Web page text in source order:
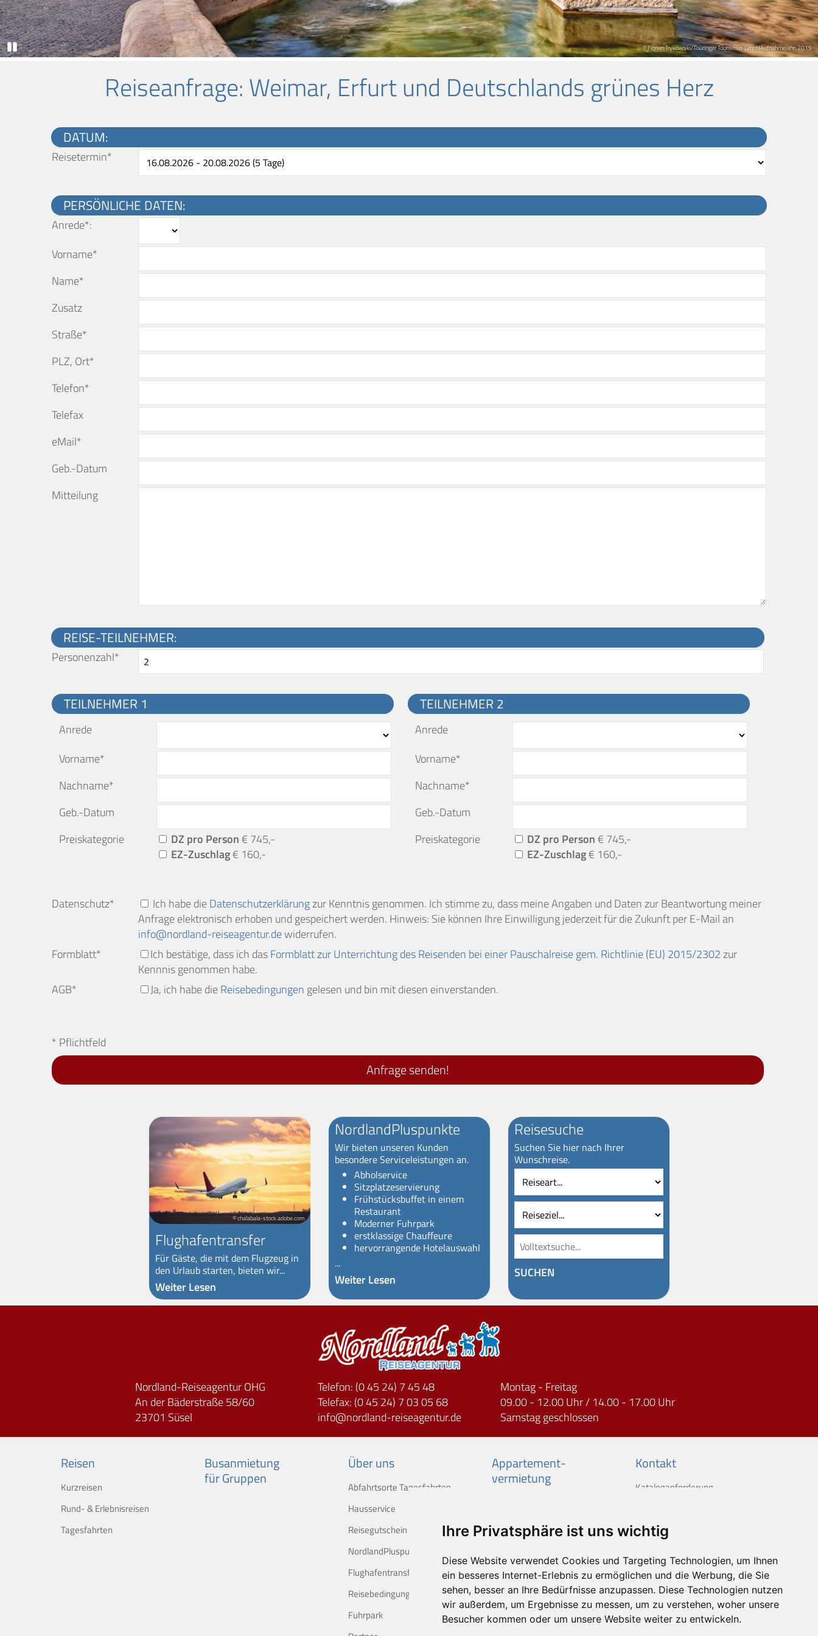
Ihre Privatsphäre ist uns wichtig
Diese Website verwendet Cookies und Targeting Technologien, um Ihnen
ein besseres Internet-Erlebnis zu ermöglichen und die Werbung, die Sie
sehen, besser an Ihre Bedürfnisse anzupassen. Diese Technologien nutzen
wir außerdem, um Ergebnisse zu messen, um zu verstehen, woher unsere
Besucher kommen oder um unsere Website weiter zu entwickeln.
Pause © Florian Trykowski/Thüringer Tourismus GmbHAufnahmejahr: 2019
Reiseanfrage: Weimar, Erfurt und Deutschlands grünes Herz
DATUM:
Reisetermin*
PERSÖNLICHE DATEN:
Anrede*:
Vorname*
Name*
Zusatz
Straße*
PLZ, Ort*
Telefon*
Telefax
eMail*
Geb.-Datum
Mitteilung
REISE-TEILNEHMER:
Personenzahl*
TEILNEHMER 1
Anrede
Vorname*
Nachname*
Geb.-Datum
Preiskategorie
DZ pro Person€ 745,-
EZ-Zuschlag€ 160,-
TEILNEHMER 2
Anrede
Vorname*
Nachname*
Geb.-Datum
Preiskategorie
DZ pro Person€ 745,-
EZ-Zuschlag€ 160,-
Datenschutz* Ich habe dieDatenschutzerklärungzur Kenntnis genommen. Ich stimme zu, dass meine Angaben und Daten zur Beantwortung meiner
Anfrage elektronisch erhoben und gespeichert werden. Hinweis: Sie können Ihre Einwilligung jederzeit für die Zukunft per E-Mail an
info
nordland-reiseagentur.dewiderrufen.
Formblatt*
Ich bestätige, dass ich dasFormblatt zur Unterrichtung des Reisenden bei einer Pauschalreise gem. Richtlinie (EU) 2015/2302zur
Kennnis genommen habe.
AGB*
Ja, ich habe dieReisebedingungen gelesen und bin mit diesen einverstanden.
* Pflichtfeld
© chalabala-stock.adobe.com
Flughafentransfer
Für Gäste, die mit dem Flugzeug in
den Urlaub starten, bieten wir...
Weiter Lesen
NordlandPluspunkte
Wir bieten unseren Kunden
besondere Serviceleistungen an.
Abholservice
Sitzplatzeservierung
Frühstücksbuffet in einem
Restaurant
Moderner Fuhrpark
erstklassige Chauffeure
hervorrangende Hotelauswahl
...
Weiter Lesen
Reisesuche
Suchen Sie hier nach Ihrer
Wunschreise.
Reiseart Reiseziel
Volltextsuche
SUCHEN
Nordland-Reiseagentur OHG
An der Bäderstraße 58/60
23701 Süsel
Telefon: (0 45 24) 7 45 48
Telefax: (0 45 24) 7 03 05 68
info
nordland-reiseagentur.de
Montag - Freitag
09.00 - 12.00 Uhr / 14.00 - 17.00 Uhr
Samstag geschlossen
Reisen
Kurzreisen
Rund- & Erlebnisreisen
Tagesfahrten
Busanmietung
für Gruppen
Über uns
Abfahrtsorte Tagesfahrten
Hausservice
Reisegutschein
NordlandPluspunkte
Flughafentransfer
Reisebedingungen
Fuhrpark
Appartement­-
vermietung
Kontakt
Kataloganforderung